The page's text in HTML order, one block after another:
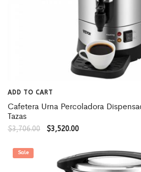
ADD TO CART
Cafetera Urna Percoladora
Tazas
$3,706.00 $3,520.00
Sale